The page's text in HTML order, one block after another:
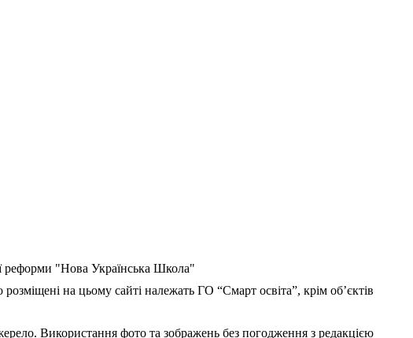
реформи "Нова Українська Школа"
на цьому сайті належать ГО “Смарт освіта”, крім об’єктів
Використання фото та зображень без погодження з редакцією